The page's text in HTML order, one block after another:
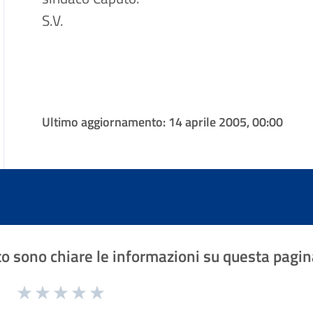
S.V.
Ultimo aggiornamento:14 aprile 2005, 00:00
sono chiare le informazioni su questa
1 a 5 stelle la pagina